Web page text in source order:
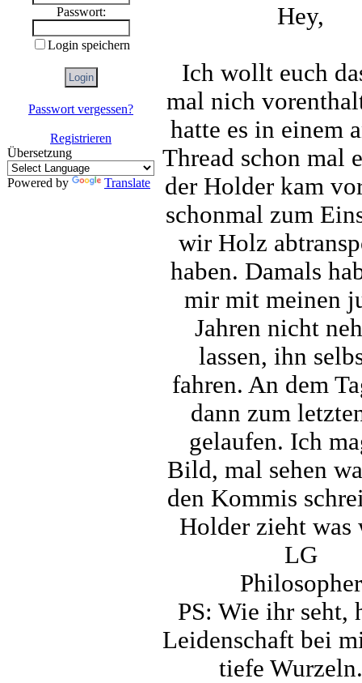
Passwort:
Login speichern
Passwort vergessen?
Registrieren
Übersetzung
Powered by Translate
Hey,
Ich wollt euch
mal nich
hatte es in einem
Thread schon mal
der Holder kam
schonmal zum
wir Holz
haben. Damals
mir mit meinen
Jahren nicht
lassen, ihn
fahren. An dem
dann zum
gelaufen. Ich
Bild, mal sehen
den Kommis
Holder zieht was
LG
Philosopher
PS: Wie ihr seht,
Leidenschaft bei
tiefe